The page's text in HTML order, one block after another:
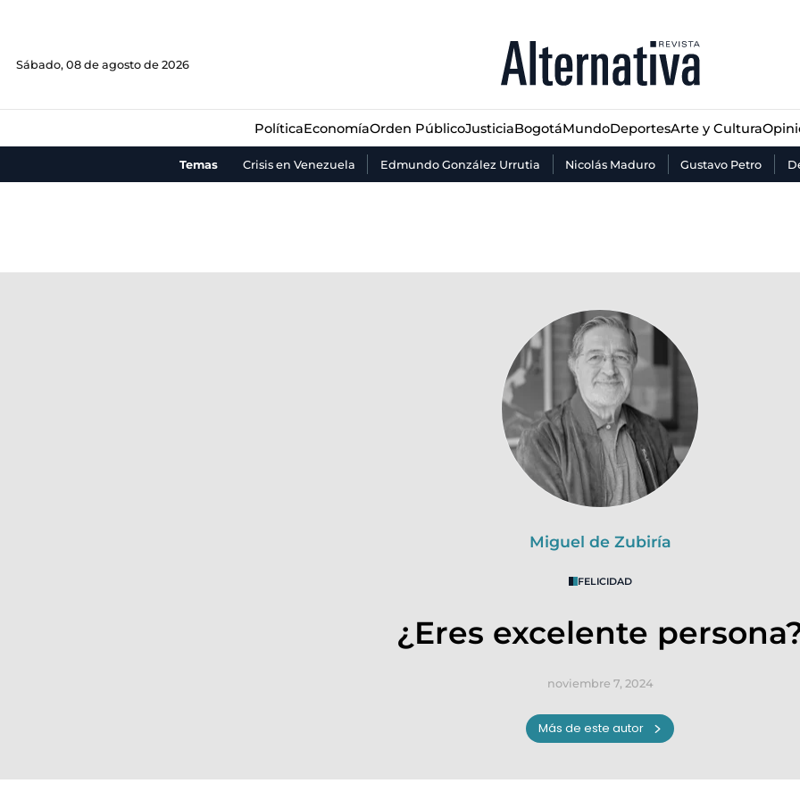
Sábado, 08 de agosto de 2026
PolíticaEconomíaOrden PúblicoJusticiaBogotáMundoDeportesArte y Cultura
Temas Crisis en Venezuela Edmundo González Urrutia Nicolás Maduro Gustavo Petro
JusticiaBogotáMundo Deportes Arte y Cultura
Miguel de Zubiría
FELICIDAD
¿Eres excelente
noviembre 7, 2024
Más de este autor